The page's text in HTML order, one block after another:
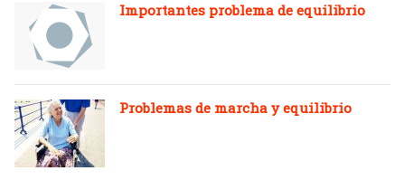
Importantes problema de equilibrio
Problemas de marcha y equilibrio